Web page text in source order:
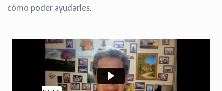
cómo poder ayudarles.